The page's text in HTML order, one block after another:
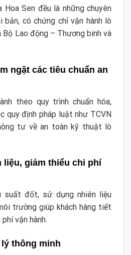
Sen đều là những chuyên
có chứng chỉ vận hành lò
Lao động – Thương binh và
ngặt các tiêu chuẩn an
theo quy trình chuẩn hóa,
quy định pháp luật như TCVN
tư về an toàn kỹ thuật lò
liệu, giảm thiểu chi phí
suất đốt, sử dụng nhiên liệu
trường giúp khách hàng tiết
vận hành.
thông minh